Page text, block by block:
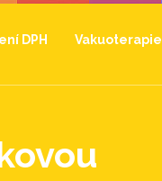
DPH Vakuoterapie